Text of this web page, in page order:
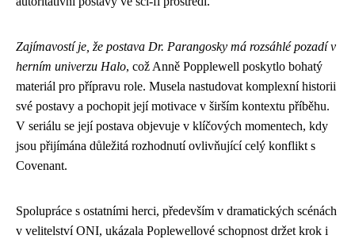
Zajímavostí je, že postava Dr. Parangosky má rozsáhlé pozadí v
herním univerzu Halo, což Anně Popplewell poskytlo bohatý
materiál pro přípravu role. Musela nastudovat komplexní historii
své postavy a pochopit její motivace v širším kontextu příběhu.
V seriálu se její postava objevuje v klíčových momentech, kdy
jsou přijímána důležitá rozhodnutí ovlivňující celý konflikt s
Covenant.
Spolupráce s ostatními herci, především v dramatických scénách
v velitelství ONI, ukázala Poplewellové schopnost držet krok i